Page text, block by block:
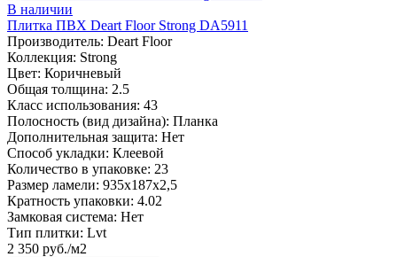
В наличии
Плитка ПВХ Deart Floor Strong DA5911
Производитель: Deart Floor
Коллекция: Strong
Цвет: Коричневый
Общая толщина: 2.5
Класс использования: 43
Полосность (вид дизайна): Планка
Дополнительная защита: Нет
Способ укладки: Клеевой
Количество в упаковке: 23
Размер ламели: 935х187х2,5
Кратность упаковки: 4.02
Замковая система: Нет
Тип плитки: Lvt
2 350 руб./м2